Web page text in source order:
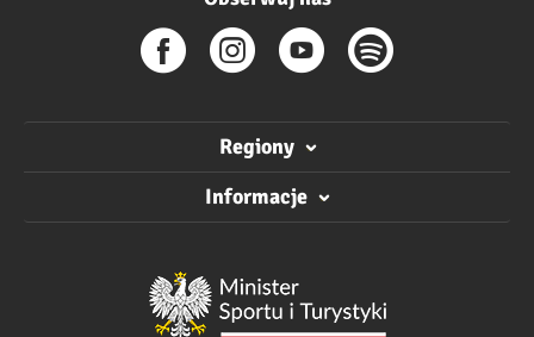
Regiony
Informacje